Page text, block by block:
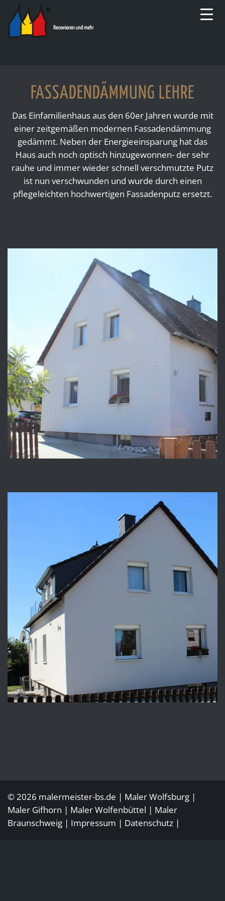
FASSADENDÄMMUNG LEHRE
Das Einfamilienhaus aus den 60er Jahren wurde mit
einer zeitgemäßen modernen Fassadendämmung
gedämmt. Neben der Energieeinsparung hat das
Haus auch noch optisch hinzugewonnen- der sehr
rauhe und immer wieder schnell verschmutzte Putz
ist nun verschwunden und wurde durch einen
pflegeleichten hochwertigen Fassadenputz ersetzt.
© 2026 malermeister-bs.de | Maler Wolfsburg |
Maler Gifhorn | MalerWolfenbüttel | Maler
Braunschweig | Impressum | Datenschutz |